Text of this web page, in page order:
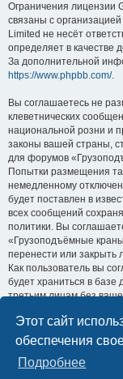
Этот сайт
обеспечения
Подробнее
Ограничения лицензии
связаны с
Limited не несёт
определяет в качестве
За дополнительной
https://www.phpbb.com/.
Вы соглашаетесь не
клеветнических
национальной розни и
законы вашей страны,
для форумов
Попытки размещения
немедленному
будет поставлен в
всех сообщений
политики. Вы
«Грузоподъёмные
перенести или
Как пользователь вы
будет храниться в
третьим лицам без
«Грузоподъёмные
за действия хакеров,
доступу к ней.